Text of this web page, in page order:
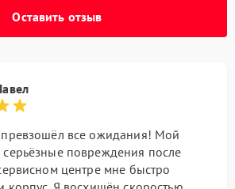
Оставить отзыв
все ожидания! Мой
повреждения после
центре мне быстро